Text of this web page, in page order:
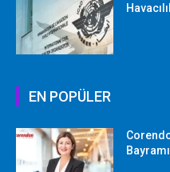
EN POPÜLER